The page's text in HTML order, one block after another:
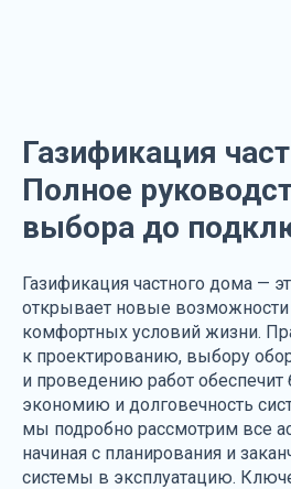
Газификация
Полное
выбора до
Газификация частного дома —
открывает новые возможности
комфортных условий жизни.
к проектированию, выбору
и проведению работ обеспечит
экономию и долговечность
мы подробно рассмотрим все
начиная с планирования и
системы в эксплуатацию.